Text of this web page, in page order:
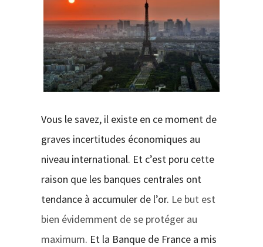
Vous le savez, il existe en ce moment de
graves incertitudes économiques au
niveau international. Et c’est poru cette
raison que les banques centrales ont
tendance à accumuler de l’or. Le but est
bien évidemment de se protéger au
maximum. Et la Banque de France a mis